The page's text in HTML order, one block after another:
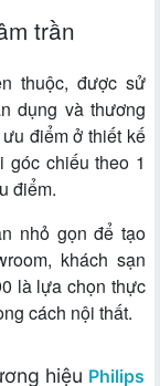
trần
thuộc, được sử
dụng và thương
điểm ở thiết kế
góc chiếu theo 1
điểm.
nhỏ gọn để tạo
khách sạn
là lựa chọn thực
cách nội thất.
hiệu Philips